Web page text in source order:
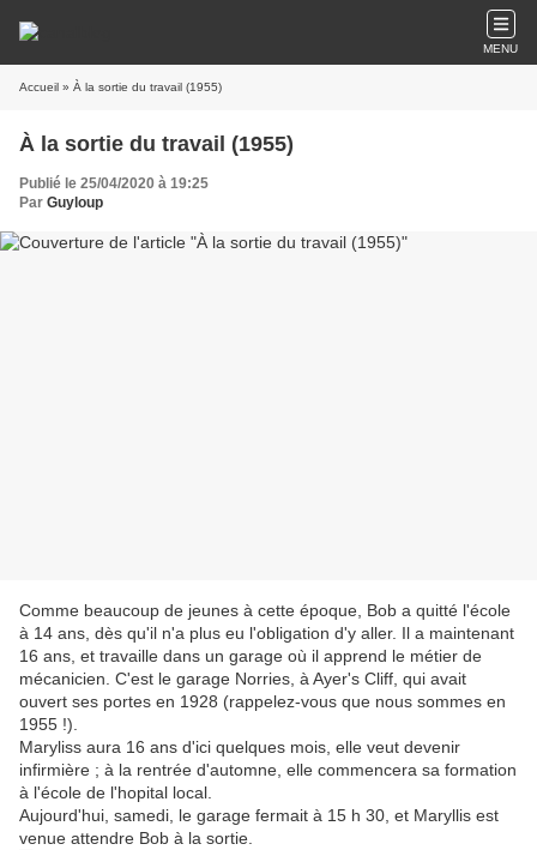
MENU
Accueil » À la sortie du travail (1955)
À la sortie du travail (1955)
Publié le 25/04/2020 à 19:25
Par Guyloup
Comme beaucoup de jeunes à cette époque, Bob a quitté l'école
à 14 ans, dès qu'il n'a plus eu l'obligation d'y aller. Il a maintenant
16 ans, et travaille dans un garage où il apprend le métier de
mécanicien. C'est le garage Norries, à Ayer's Cliff, qui avait
ouvert ses portes en 1928 (rappelez-vous que nous sommes en
1955 !).
Maryliss aura 16 ans d'ici quelques mois, elle veut devenir
infirmière ; à la rentrée d'automne, elle commencera sa formation
à l'école de l'hopital local.
Aujourd'hui, samedi, le garage fermait à 15 h 30, et Maryllis est
venue attendre Bob à la sortie.